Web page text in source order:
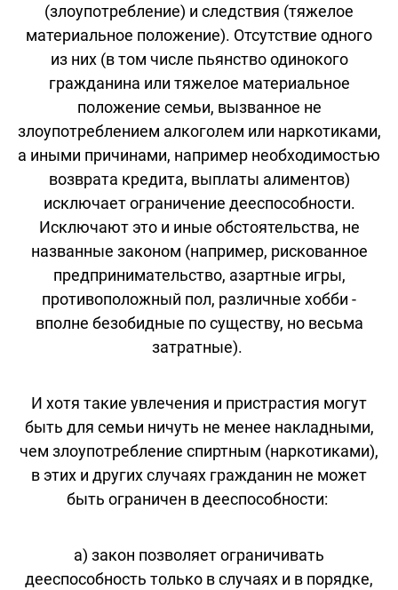
(злоупотребление) и следствия (тяжелое
материальное положение). Отсутствие одного
из них (в том числе пьянство одинокого
гражданина или тяжелое материальное
положение семьи, вызванное не
злоупотреблением алкоголем или наркотиками,
а иными причинами, например необходимостью
возврата кредита, выплаты алиментов)
исключает ограничение дееспособности.
Исключают это и иные обстоятельства, не
названные законом (например, рискованное
предпринимательство, азартные игры,
противоположный пол, различные хобби -
вполне безобидные по существу, но весьма
затратные).
И хотя такие увлечения и пристрастия могут
быть для семьи ничуть не менее накладными,
чем злоупотребление спиртным (наркотиками),
в этих и других случаях гражданин не может
быть ограничен в дееспособности:
а) закон позволяет ограничивать
дееспособность только в случаях и в порядке,